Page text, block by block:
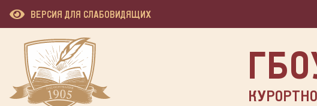
ВЕРСИЯ ДЛЯ СЛАБОВИДЯЩИХ